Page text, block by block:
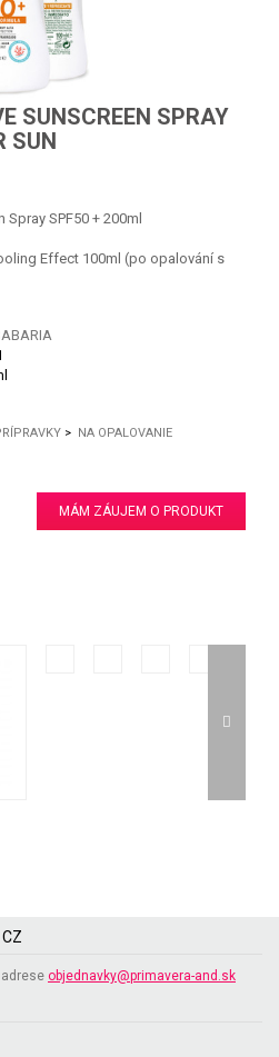
SUNSCREEN SPRAY
SUN
SPF50 + 200ml
Effect 100ml (po opalování s
> NA OPALOVANIE
MÁM ZÁUJEM O PRODUKT
objednavky@primavera-and.sk